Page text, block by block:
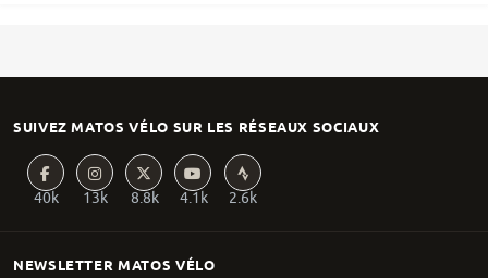
NEWSLETTER MATOS VÉLO
SUIVEZ MATOS VÉLO SUR LES RÉSEAUX SOCIAUX
40k 13k 8.8k 4.1k 2.6k